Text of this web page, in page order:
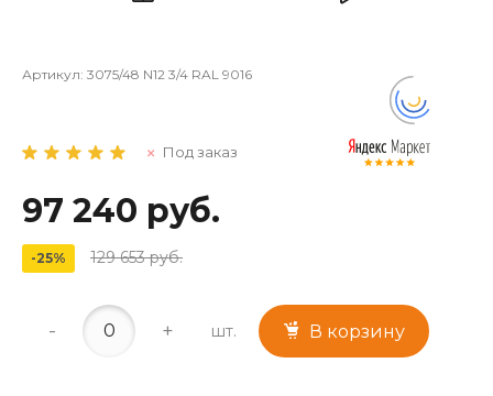
Артикул: 3075/48 N12 3/4 RAL 9016
Под заказ
97 240 руб.
-25% 129 653 руб.
- + шт. В корзину